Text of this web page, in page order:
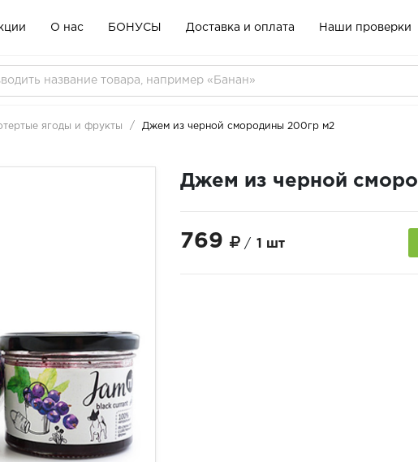
О нас БОНУСЫ Доставка и оплата Наши проверки
ягоды и фрукты Джем из черной смородины 200гр м2
Джем из черной
769 / 1 шт